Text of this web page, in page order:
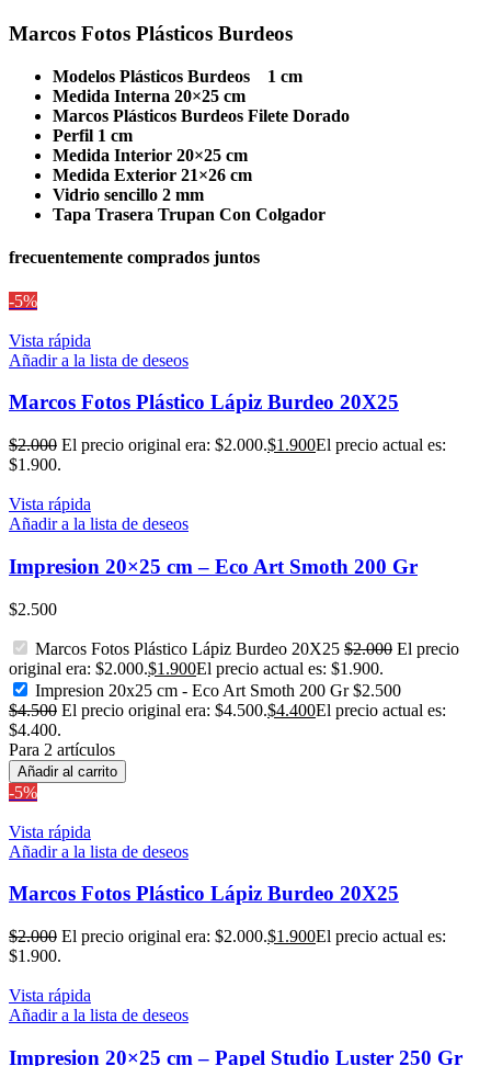
Marcos Fotos Plásticos Burdeos
Modelos Plásticos Burdeos 1 cm
Medida Interna 20×25 cm
Marcos Plásticos Burdeos Filete Dorado
Perfil 1 cm
Medida Interior 20×25 cm
Medida Exterior 21×26 cm
Vidrio sencillo 2 mm
Tapa Trasera Trupan Con Colgador
frecuentemente comprados juntos
-5%
Vista rápida
Añadir a la lista de deseos
Marcos Fotos Plástico Lápiz Burdeo 20X25
$2.000 El precio original era: $2.000.$1.900El precio actual es:
$1.900.
Vista rápida
Añadir a la lista de deseos
Impresion 20×25 cm – Eco Art Smoth 200 Gr
$2.500
Marcos Fotos Plástico Lápiz Burdeo 20X25 $2.000 El precio
original era: $2.000.$1.900El precio actual es: $1.900.
Impresion 20x25 cm - Eco Art Smoth 200 Gr$2.500
$4.500 El precio original era: $4.500.$4.400El precio actual es:
$4.400.
Para 2 artículos
Añadir al carrito
-5%
Vista rápida
Añadir a la lista de deseos
Marcos Fotos Plástico Lápiz Burdeo 20X25
$2.000 El precio original era: $2.000.$1.900El precio actual es:
$1.900.
Vista rápida
Añadir a la lista de deseos
Impresion 20×25 cm – Papel Studio Luster 250 Gr